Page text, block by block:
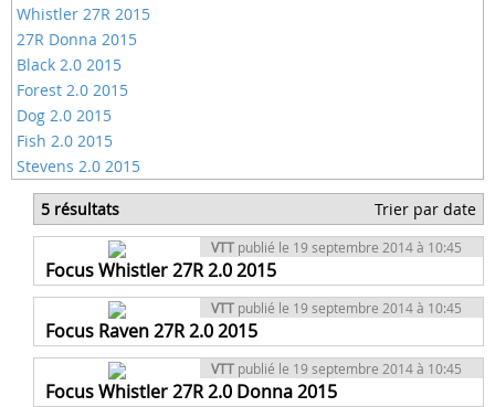
Whistler 27R 2015
27R Donna 2015
Black 2.0 2015
Forest 2.0 2015
Dog 2.0 2015
Fish 2.0 2015
Stevens 2.0 2015
5 résultats Trier par date
VTT publié le 19 septembre 2014 à 10:45
Focus Whistler 27R 2.0 2015
VTT publié le 19 septembre 2014 à 10:45
Focus Raven 27R 2.0 2015
VTT publié le 19 septembre 2014 à 10:45
Focus Whistler 27R 2.0 Donna 2015